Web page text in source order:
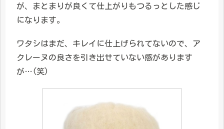
が、まとまりが良くて仕上がりもつるっとした感じ
になります。
ワタシはまだ、キレイに仕上げられてないので、ア
クレーヌの良さを引き出せていない感があります
が…(笑)